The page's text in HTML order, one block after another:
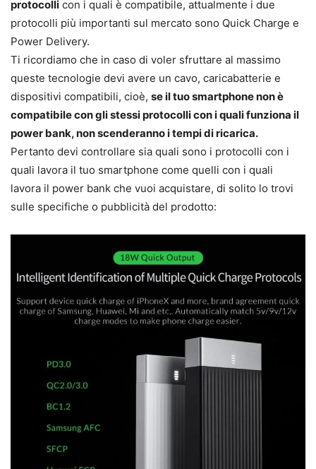
protocolli con i quali è compatibile, attualmente i due
protocolli più importanti sul mercato sono Quick Charge e
Power Delivery.
Ti ricordiamo che in caso di voler sfruttare al massimo
queste tecnologie devi avere un cavo, caricabatterie e
dispositivi compatibili, cioè, se il tuo smartphone non è
compatibile con gli stessi protocolli con i qualifunziona il
power bank, non scenderanno i tempi di ricarica.
Pertanto devi controllare sia quali sono i protocolli con i
quali lavora il tuo smartphone come quelli con i quali
lavora il power bank che vuoi acquistare, di solito lo trovi
sulle specifiche o pubblicità del prodotto: